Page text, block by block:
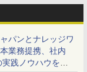
パンとナレッジワ
業務提携、社内
践ノウハウを生